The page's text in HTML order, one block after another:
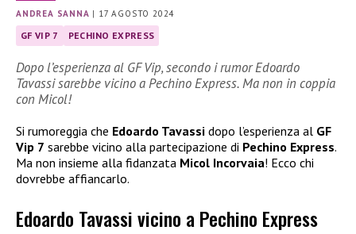
ANDREA SANNA | 17 AGOSTO 2024
GF VIP 7 PECHINO EXPRESS
Dopo l’esperienza al GF Vip, secondo i rumor Edoardo
Tavassi sarebbe vicino a Pechino Express. Ma non in coppia
con Micol!
Si rumoreggia che Edoardo Tavassi dopo l’esperienza al GF
Vip 7 sarebbe vicino alla partecipazione di Pechino Express.
Ma non insieme alla fidanzata Micol Incorvaia! Ecco chi
dovrebbe affiancarlo.
Edoardo Tavassi vicino a Pechino Express